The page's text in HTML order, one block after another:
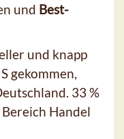
und Best-
und knapp
gekommen,
33 %
Handel